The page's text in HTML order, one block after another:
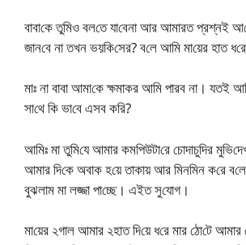
বাবা‌কে তু‌মিও বল‌তে যা‌বেনা আর আমারত প্রশ্নই
জা‌ন‌বে না তখন ভয়‌কি‌সের? ব‌লে আ‌মি মা‌য়ের হাত ধ‌রে
মাঃ না বাবা আমা‌কে ক্ষমাকর আ‌মি পারব না। যতই
সা‌থে কি ভা‌বে এসব করি?
আ‌মিঃ মা তু‌মি‌যে আমার কম‌পিউটা‌রে চোদাচু‌দির
আমার দি‌কে অবাক হ‌য়ে তাকায় আর মিনমিন ক‌রে ব‌লে
বুঝলাম মা লজ্জা পা‌চ্ছে। এইত সু‌যোগ।
মা‌য়ের ২গা‌ল আমার ২হাত দি‌য়ে ধ‌রে মার ঠো‌টে আমার